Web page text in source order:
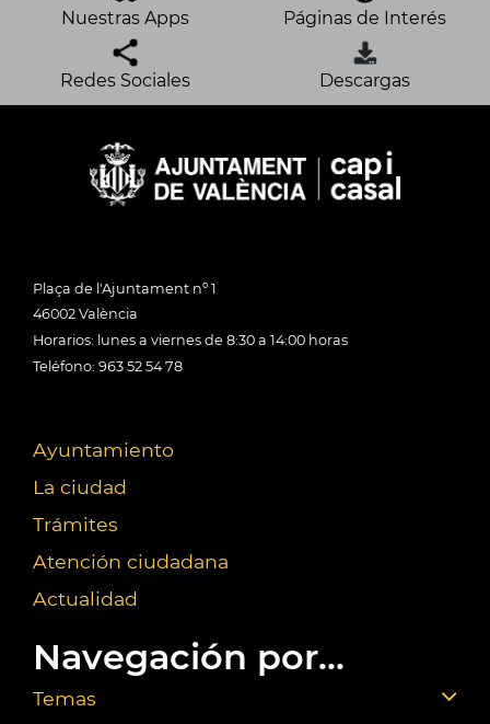
Nuestras Apps Páginas de Interés
Redes Sociales Descargas
Plaça de l'Ajuntament nº 1
46002 València
Horarios: lunes a viernes de 8:30 a 14:00 horas
Teléfono: 963 52 54 78
Ayuntamiento
La ciudad
Trámites
Atención ciudadana
Actualidad
Navegación por...
Temas